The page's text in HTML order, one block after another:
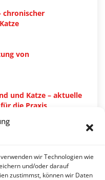
wir Technologien wie
und/oder darauf
zustimmst, können wir Daten
chronischer
von
und Katze – aktuelle
die Praxis